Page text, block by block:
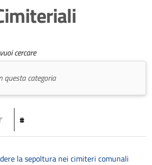
cercare
#
la sepoltura nei cimiteri comunali